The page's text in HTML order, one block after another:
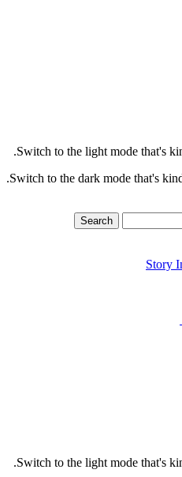
Switch to the light mode that's
Switch to the dark mode that's
Search
Story
Switch to the light mode that's